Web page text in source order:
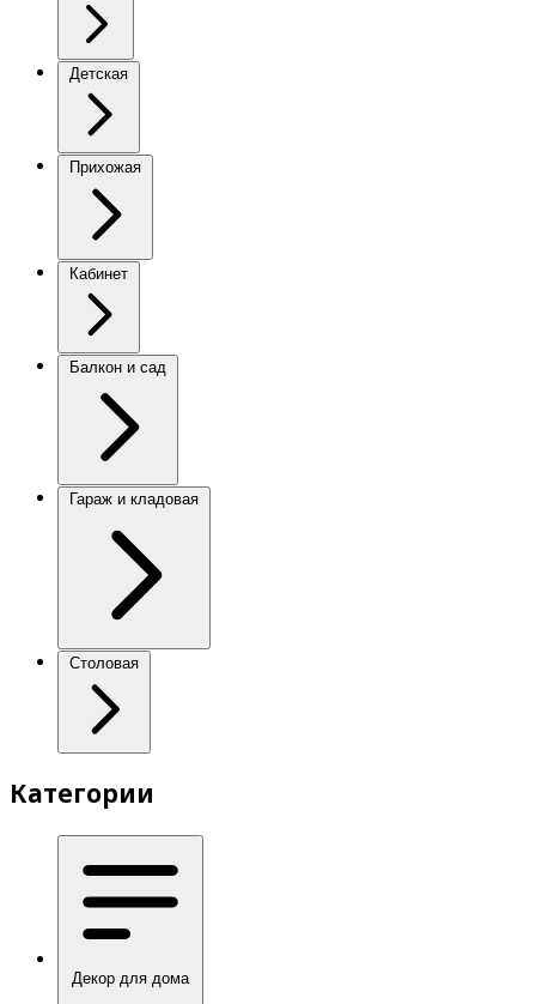
Детская
Прихожая
Кабинет
Балкон и сад
Гараж и кладовая
Столовая
Категории
Декор для дома